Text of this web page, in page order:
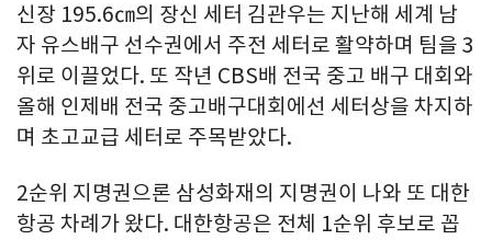
신장 195.6㎝의 장신 세터 김관우는 지난해 세계 남
자 유스배구 선수권에서 주전 세터로 활약하며 팀을 3
위로 이끌었다. 또 작년 CBS배 전국 중고 배구 대회와
올해 인제배 전국 중고배구대회에선 세터상을 차지하
며 초고교급 세터로 주목받았다.
2순위 지명권으론 삼성화재의 지명권이 나와 또 대한
항공 차례가 왔다. 대한항공은 전체 1순위 후보로 꼽